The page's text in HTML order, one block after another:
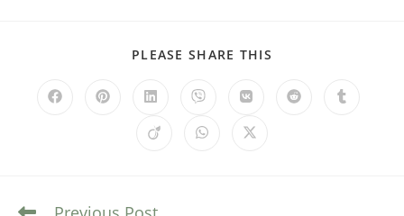
PLEASE SHARE THIS